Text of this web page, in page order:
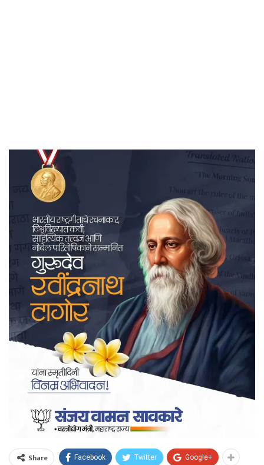
Share Facebook Twitter Google+